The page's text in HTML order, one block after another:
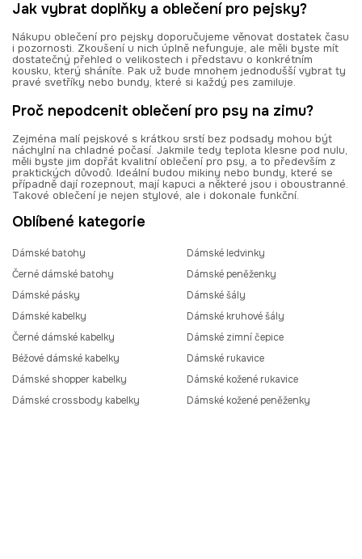
Jak vybrat doplňky a oblečení pro pejsky?
Nákupu oblečení pro pejsky doporučujeme věnovat dostatek času
i pozornosti. Zkoušení u nich úplně nefunguje, ale měli byste mít
dostatečný přehled o velikostech i představu o konkrétním
kousku, který sháníte. Pak už bude mnohem jednodušší vybrat ty
pravé svetříky nebo bundy, které si každý pes zamiluje.
Proč nepodcenit oblečení pro psy na zimu?
Zejména malí pejskové s krátkou srstí bez podsady mohou být
náchylní na chladné počasí. Jakmile tedy teplota klesne pod nulu,
měli byste jim dopřát kvalitní oblečení pro psy, a to především z
praktických důvodů. Ideální budou mikiny nebo bundy, které se
případně dají rozepnout, mají kapuci a některé jsou i oboustranné.
Takové oblečení je nejen stylové, ale i dokonale funkční.
Oblíbené kategorie
Dámské batohy
Černé dámské batohy
Dámské pásky
Dámské kabelky
Černé dámské kabelky
Béžové dámské kabelky
Dámské shopper kabelky
Dámské crossbody kabelky
Dámské ledvinky
Dámské peněženky
Dámské šály
Dámské kruhové šály
Dámské zimní čepice
Dámské rukavice
Dámské kožené rukavice
Dámské kožené peněženky